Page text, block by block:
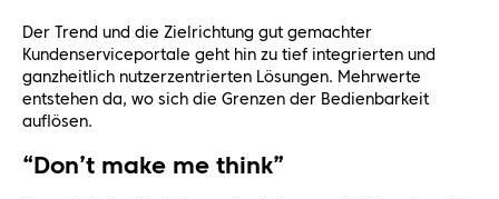
Der Trend und die Zielrichtung gut gemachter
Kundenserviceportale geht hin zu tief integrierten und
ganzheitlich nutzerzentrierten Lösungen. Mehrwerte
entstehen da, wo sich die Grenzen der Bedienbarkeit
auflösen.
“Don’t make me think”